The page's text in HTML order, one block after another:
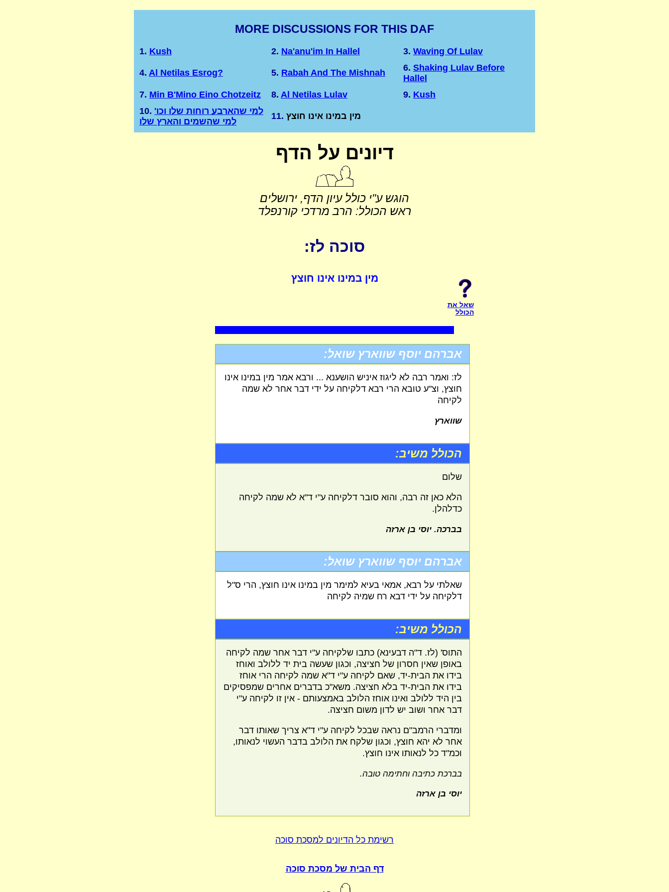
MORE DISCUSSIONS FOR THIS DAF
1. Kush 2. Na'anu'im In Hallel 3. Waving Of Lulav
4. Al Netilas Esrog? 5. Rabah And The Mishnah 6. Shaking Lulav Before
Hallel
7. Min B'Mino Eino Chotzeitz 8. Al Netilas Lulav 9. Kush
10. למי שהארבע רוחות שלו וכו'
למי שהשמים והארץ שלו
11. מין במינו אינו חוצץ
דיונים על הדף
הוגש ע"י כולל עיון הדף, ירושלים
ראש הכולל: הרב מרדכי קורנפלד
סוכה לז:
מין במינו אינו חוצץ
שאל את
הכולל
אברהם יוסף שווארץ שואל:
לז: ואמר רבה לא ליגוז איניש הושענא ... ורבא אמר מין במינו אינו
חוצץ, וצ"ע טובא הרי רבא דלקיחה על ידי דבר אחר לא שמה
לקיחה
שווארץ
הכולל משיב:
שלום
הלא כאן זה רבה, והוא סובר דלקיחה ע"י ד"א לא שמה לקיחה
כדלהלן.
בברכה. יוסי בן ארזה
אברהם יוסף שווארץ שואל:
שאלתי על רבא, אמאי בעיא למימר מין במינו אינו חוצץ, הרי ס"ל
דלקיחה על ידי דבא רח שמיה לקיחה
הכולל משיב:
התוס' (לז. ד"ה דבעינא) כתבו שלקיחה ע"י דבר אחר שמה לקיחה
באופן שאין חסרון של חציצה, וכגון שעשה בית יד ללולב ואוחז
בידו את הבית-יד, שאם לקיחה ע"י ד"א שמה לקיחה הרי אוחז
בידו את הבית-יד בלא חציצה. משא"כ בדברים אחרים שמפסיקים
בין היד ללולב ואינו אוחז הלולב באמצעותם - אין זו לקיחה ע"י
דבר אחר ושוב יש לדון משום חציצה.
ומדברי הרמב"ם נראה שבכל לקיחה ע"י ד"א צריך שאותו דבר
אחר לא יהא חוצץ, וכגון שלקח את הלולב בדבר העשוי לנאותו,
וכמ"ד כל לנאותו אינו חוצץ.
בברכת כתיבה וחתימה טובה.
יוסי בן ארזה
רשימת כל הדיונים למסכת סוכה
דף הבית של מסכת סוכה